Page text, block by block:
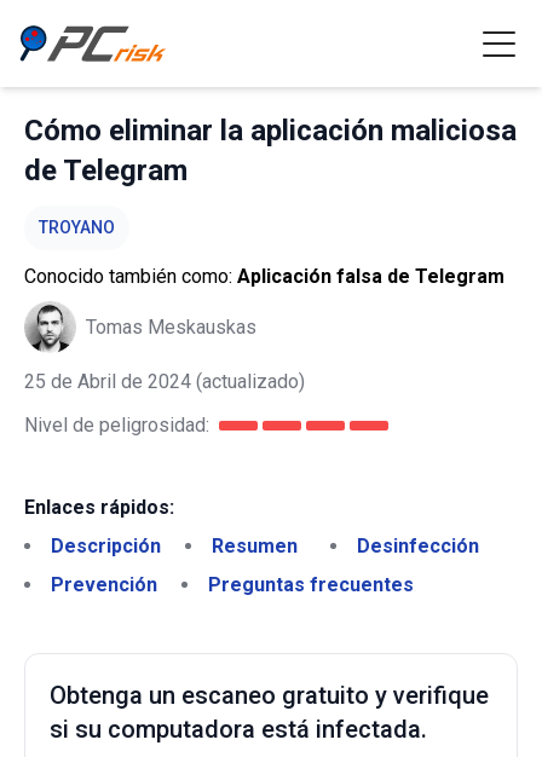
Cómo eliminar la aplicación maliciosa
de Telegram
TROYANO
Conocido también como: Aplicación falsa de Telegram
Tomas Meskauskas
25 de Abril de 2024 (actualizado)
Nivel de peligrosidad:
Enlaces rápidos:
Descripción
Resumen
Desinfección
Prevención
Preguntas frecuentes
Obtenga un escaneo gratuito y verifique
si su computadora está infectada.